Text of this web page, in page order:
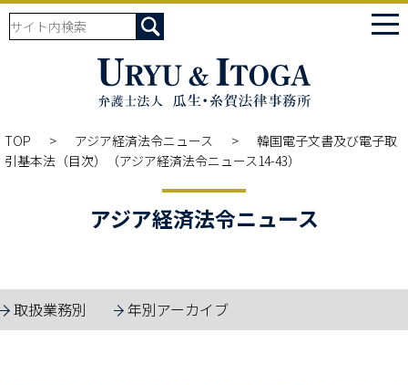
TOP アジア経済法令ニュース
韓国電子文書及び電子取
引基本法（目次）（アジア経済法令ニュース14-43）
アジア経済法令ニュース
取扱業務別 年別アーカイブ